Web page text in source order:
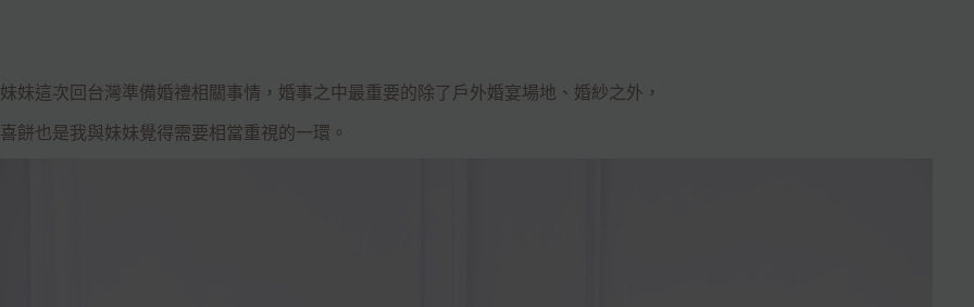
妹妹這次回台灣準備婚禮相關事情，婚事之中最重要的除了戶外婚宴場地、婚紗之外，
喜餅也是我與妹妹覺得需要相當重視的一環。